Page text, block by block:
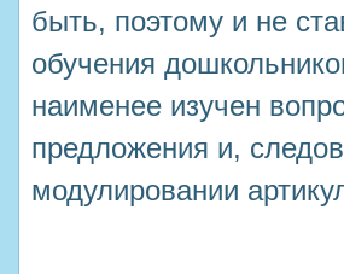
быть, поэтому и не
обучения
наименее изучен
предложения и,
модулировании